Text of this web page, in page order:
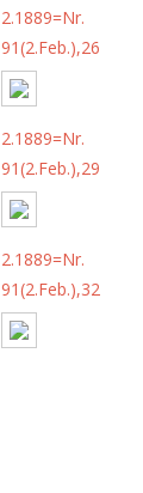
2.1889=Nr.
91(2.Feb.),26
2.1889=Nr.
91(2.Feb.),29
2.1889=Nr.
91(2.Feb.),32